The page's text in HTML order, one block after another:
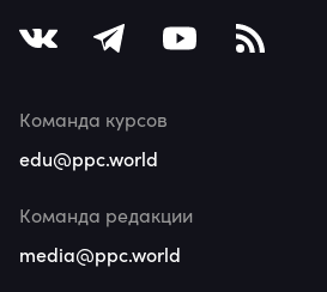
Команда курсов
edu@ppc.world
Команда редакции
media@ppc.world